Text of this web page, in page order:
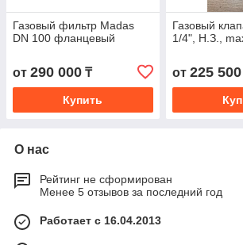
Газовый фильтр Madas
DN 100 фланцевый
от 290 000 ₸
Купить
Газовый
1/4", Н.З.,
от 225 500
О нас
Рейтинг не сформирован
Менее 5 отзывов за последний год
Работает с 16.04.2013